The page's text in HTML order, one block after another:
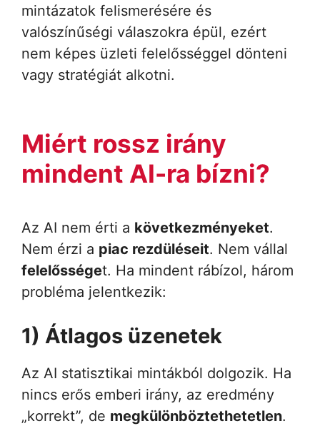
mintázatok felismerésére és
valószínűségi válaszokra épül, ezért
nem képes üzleti felelősséggel dönteni
vagy stratégiát alkotni.
Miért rossz irány
mindent AI-ra bízni?
Az AI nem érti a következményeket.
Nem érzi a piac rezdüléseit. Nem vállal
felelősséget. Ha mindent rábízol, három
probléma jelentkezik:
1) Átlagos üzenetek
Az AI statisztikai mintákból dolgozik. Ha
nincs erős emberi irány, az eredmény
„korrekt”, de megkülönböztethetetlen.